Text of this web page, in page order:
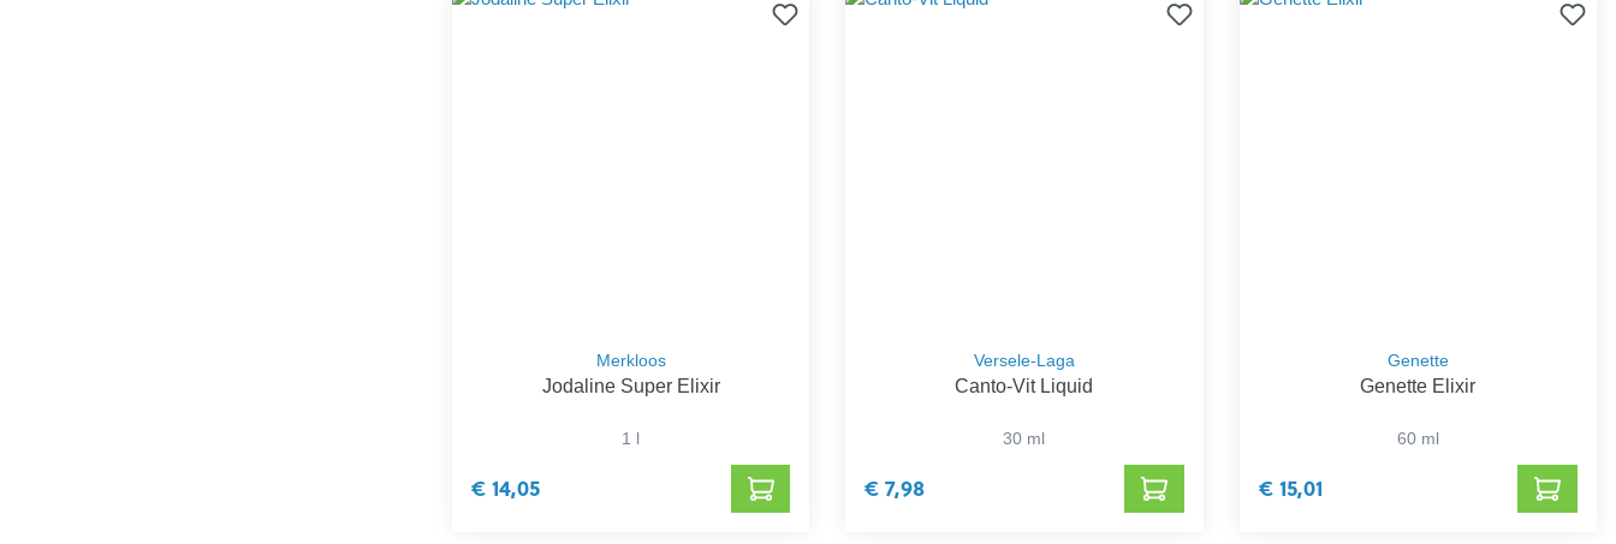
Merkloos
Jodaline Super Elixir
1 l
€ 14,05
Versele-Laga
Canto-Vit Liquid
30 ml
€ 7,98
Genette
Genette Elixir
60 ml
€ 15,01